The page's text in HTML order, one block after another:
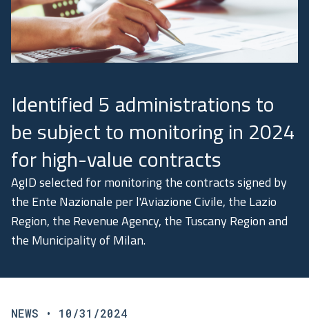
Academy
Communication
Identified 5 administrations to
be subject to monitoring in 2024
for high-value contracts
AgID selected for monitoring the contracts signed by
the Ente Nazionale per l'Aviazione Civile, the Lazio
Region, the Revenue Agency, the Tuscany Region and
the Municipality of Milan.
NEWS • 10/31/2024